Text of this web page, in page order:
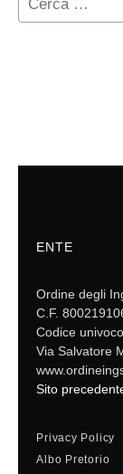
ENTE
Ordine degli
C.F.
Codice
Via Salvatore
Sito
Privacy Policy
Albo Pretorio